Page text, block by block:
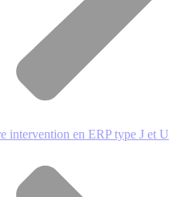
intervention en ERP type J et U